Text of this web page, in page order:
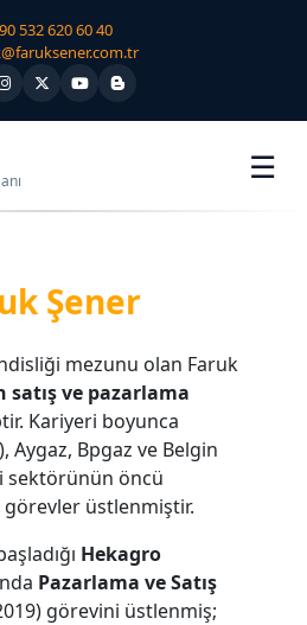
532 620 60 40
☰
Şener
mezunu olan Faruk
satış ve pazarlama
Kariyeri boyunca
Aygaz, Bpgaz ve Belgin
sektörünün öncü
görevler üstlenmiştir.
Hekagro
Pazarlama ve Satış
görevini üstlenmiş;